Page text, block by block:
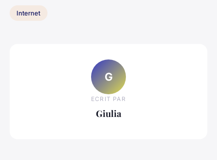
Internet
G
ECRIT PAR
Giulia